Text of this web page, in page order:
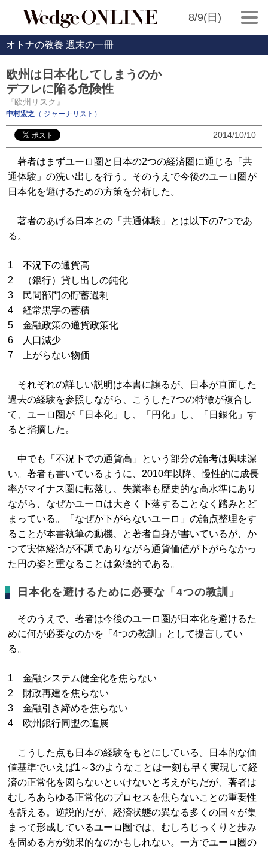
8/9(日)
オトナの教養 週末の一冊
欧州は日本化してしまうのか
デフレに陥る危険性
『欧州リスク』
中村宏之 （ ジャーナリスト）
2014/10/10
著者はまずユーロ圏と日本の2つの経済圏に通じる「共
通体験」の洗い出しを行う。そのうえで今後のユーロ圏が
日本化を避けるための方策を分析した。
著者のあげる日本との「共通体験」とは以下の7つであ
る。
1 不況下の通貨高
2 （銀行）貸し出しの鈍化
3 民間部門の貯蓄過剰
4 経常黒字の蓄積
5 金融政策の通貨政策化
6 人口減少
7 上がらない物価
それぞれの詳しい説明は本書に譲るが、日本が直面した
過去の経験を参照しながら、こうした7つの特徴が複合し
て、ユーロ圏が「日本化」し、「円化」し、「日銀化」す
ると指摘した。
中でも「不況下での通貨高」という部分の論考は興味深
い。著者も書いているように、2010年以降、慢性的に成長
率がマイナス圏に転落し、失業率も歴史的な高水準にあり
ながら、なぜかユーロは大きく下落することなく踏みとど
まっている。「なぜか下がらないユーロ」の論点整理をす
ることが本書執筆の動機、と著者自身が書いているが、か
つて実体経済が不調でありながら通貨価値が下がらなかっ
た円の姿と重なることは象徴的である。
日本化を避けるために必要な「4つの教訓」
そのうえで、著者は今後のユーロ圏が日本化を避けるた
めに何が必要なのかを「4つの教訓」として提言してい
る。
1 金融システム健全化を焦らない
2 財政再建を焦らない
3 金融引き締めを焦らない
4 欧州銀行同盟の進展
こうした点も日本の経験をもとにしている。日本的な価
値基準でいえば1～3のようなことは一刻も早く実現して経
済の正常化を図らないといけないと考えがちだが、著者は
むしろあらゆる正常化のプロセスを焦らないことの重要性
を訴える。逆説的だが、経済状態の異なる多くの国々が集
まって形成しているユーロ圏では、むしろじっくりと歩み
を固める方が効果的なのかもしれない。一方でユーロ圏の